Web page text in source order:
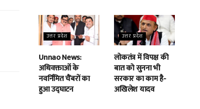
उत्तर प्रदेश
Unnao News:
अधिवक्ताओं के
नवर्निमित चैंबरों का
हुआ उद्घाटन
उत्तर प्रदेश
लोकतंत्र में विपक्ष की
बात को सुनना भी
सरकार का काम है-
अखिलेश यादव